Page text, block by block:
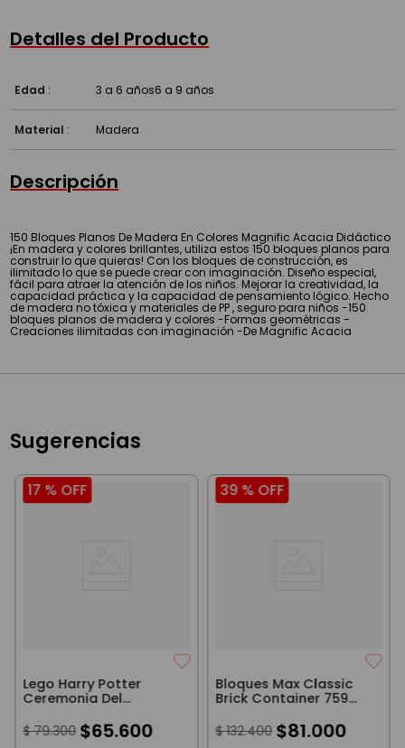
Detalles del Producto
Edad : 3 a 6 años6 a 9 años
Material : Madera
Descripción
150 Bloques Planos De Madera En Colores Magnific Acacia Didáctico
¡En madera y colores brillantes, utiliza estos 150 bloques planos para
construir lo que quieras! Con los bloques de construcción, es
ilimitado lo que se puede crear con imaginación. Diseño especial,
fácil para atraer la atención de los niños. Mejorar la creatividad, la
capacidad práctica y la capacidad de pensamiento lógico. Hecho
de madera no tóxica y materiales de PP , seguro para niños -150
bloques planos de madera y colores -Formas geométricas -
Creaciones ilimitadas con imaginación -De Magnific Acacia
Sugerencias
17 % OFF
Lego Harry Potter
Ceremonia Del
Seleccionador 124
Piezas
$ 79.300 $65.600
39 % OFF
Bloques Max Classic
Brick Container 759
$ 132.400 $81.000